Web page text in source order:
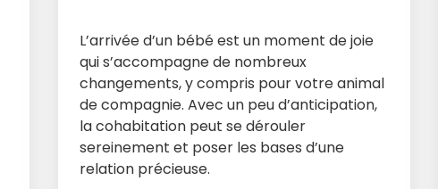
L’arrivée d’un bébé est un moment de joie
qui s’accompagne de nombreux
changements, y compris pour votre animal
de compagnie. Avec un peu d’anticipation,
la cohabitation peut se dérouler
sereinement et poser les bases d’une
relation précieuse.